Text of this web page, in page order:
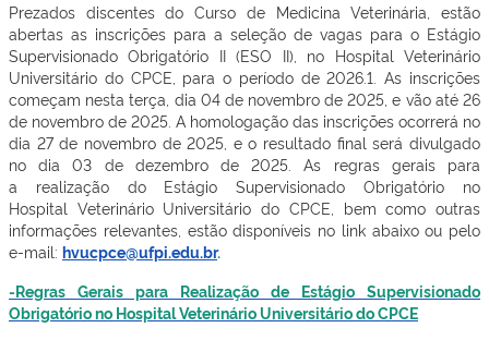
Prezados discentes do Curso de Medicina Veterinária, estão
abertas as inscrições para a seleção de vagas para o Estágio
Supervisionado Obrigatório II (ESO II), no Hospital Veterinário
Universitário do CPCE, para o período de 2026.1. As inscrições
começam nesta terça, dia 04 de novembro de 2025, e vão até 26
de novembro de 2025. A homologação das inscrições ocorrerá no
dia 27 de novembro de 2025, e o resultado final será divulgado
no dia 03 de dezembro de 2025. As regras gerais para
a realização do Estágio Supervisionado Obrigatório no
Hospital Veterinário Universitário do CPCE, bem como outras
informações relevantes, estão disponíveis no link abaixo ou pelo
e-mail: hvucpce@ufpi.edu.br.
-Regras Gerais para Realização de Estágio Supervisionado
Obrigatório no Hospital Veterinário Universitário do CPCE